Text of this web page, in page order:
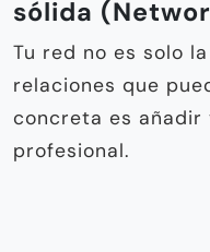
sólida
Tu red no es solo
relaciones que
concreta es
profesional.